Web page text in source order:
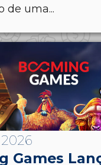
de uma...
Games